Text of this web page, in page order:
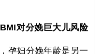
对分娩巨大儿风险
孕妇分娩年龄是另一